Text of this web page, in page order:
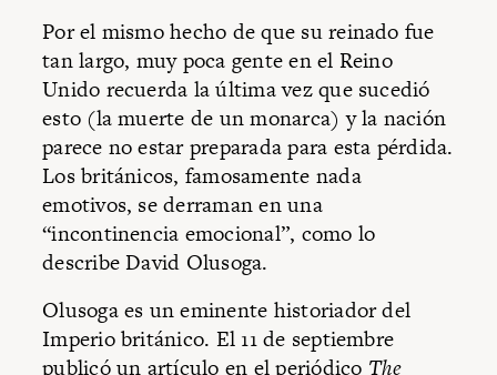
Por el mismo hecho de que su reinado fue
tan largo, muy poca gente en el Reino
Unido recuerda la última vez que sucedió
esto (la muerte de un monarca) y la nación
parece no estar preparada para esta pérdida.
Los británicos, famosamente nada
emotivos, se derraman en una
“incontinencia emocional”, como lo
describe David Olusoga.
Olusoga es un eminente historiador del
Imperio británico. El 11 de septiembre
publicóun artículo en el periódico The